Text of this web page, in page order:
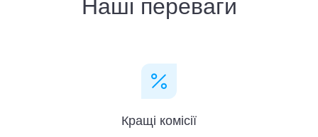
Наші переваги
Кращі комісії